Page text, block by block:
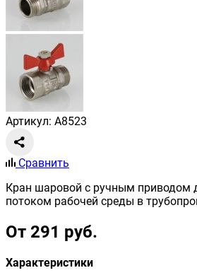
Артикул: A8523
Сравнить
Кран шаровой с ручным приводом
потоком рабочей среды в
От 291 руб.
Характеристики